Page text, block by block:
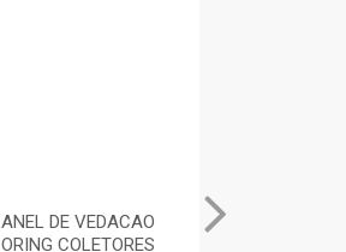
ANEL DE VEDACAO
ORING COLETORES